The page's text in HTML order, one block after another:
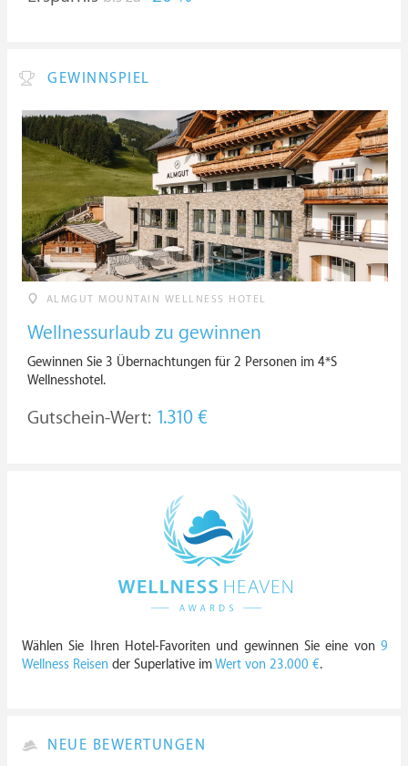
GEWINNSPIEL
ALMGUT MOUNTAIN WELLNESS HOTEL
Wellnessurlaub zu gewinnen
Gewinnen Sie 3 Übernachtungen für 2 Personen im 4*S
Wellnesshotel.
Gutschein-Wert: 1.310 €
Wählen Sie Ihren Hotel-Favoriten und gewinnen Sie eine von 9
Wellness Reisen der Superlative imWert von 23.000 €.
NEUE BEWERTUNGEN